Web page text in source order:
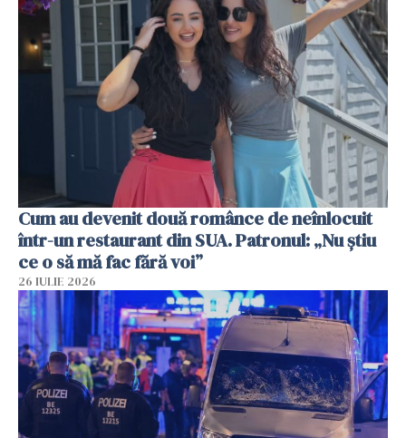
Cum au devenit două românce de neînlocuit
într-un restaurant din SUA. Patronul: „Nu știu
ce o să mă fac fără voi”
26 IULIE 2026